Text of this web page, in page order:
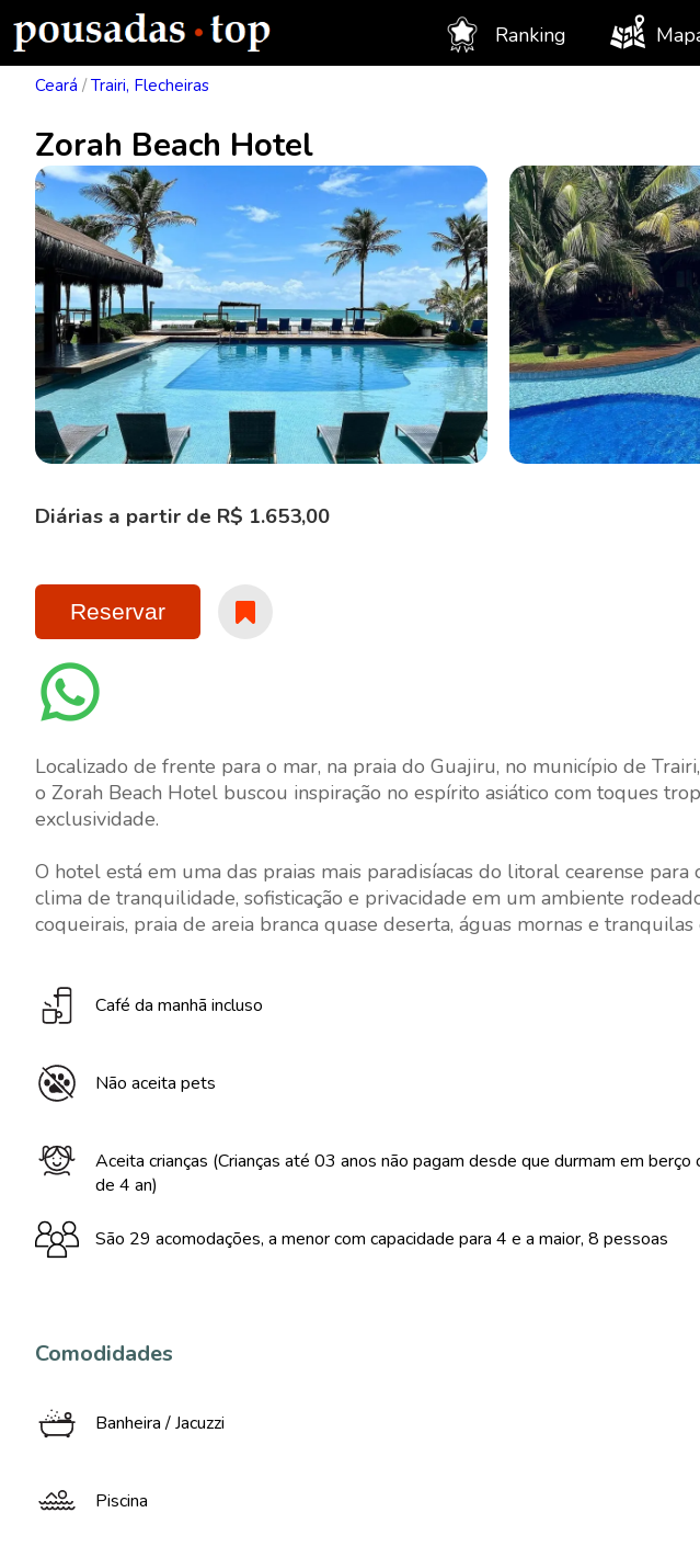
Ranking
Ceará / Trairi, Flecheiras
Zorah Beach Hotel
Diárias a partir de R$ 1.653,00
Reservar
Localizado de frente para o mar, na praia do Guajiru, no município de
o Zorah Beach Hotel buscou inspiração no espírito asiático com toques
exclusividade.
O hotel está em uma das praias mais paradisíacas do litoral cearense
clima de tranquilidade, sofisticação e privacidade em um ambiente
coqueirais, praia de areia branca quase deserta, águas mornas e
Café da manhã incluso
Não aceita pets
Aceita crianças (Crianças até 03 anos não pagam desde que durmam em berço
de 4 an)
São 29 acomodações, a menor com capacidade para 4 e a maior, 8 pessoas
Comodidades
Banheira / Jacuzzi
Piscina